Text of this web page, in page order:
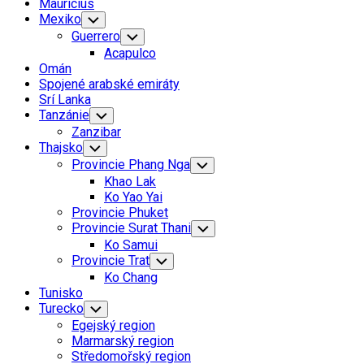
Mauricius
Mexiko Toggle
Child
Menu
Guerrero Toggle
Child
Menu
Acapulco
Omán
Spojené arabské emiráty
Srí Lanka
Tanzánie Toggle
Child
Menu
Zanzibar
Thajsko Toggle
Child
Menu
Provincie Phang Nga Toggle
Child
Khao Lak
Ko Yao Yai
Provincie Phuket
Provincie Surat Thani Toggle
Child
Ko Samui
Provincie Trat Toggle
Child
Menu
Ko Chang
Tunisko
Turecko Toggle
Child
Menu
Egejský region
Marmarský region
Středomořský region